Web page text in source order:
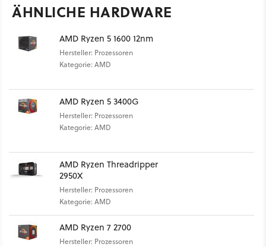
ÄHNLICHE HARDWARE
AMD Ryzen 5 1600 12nm
Hersteller: Prozessoren
Kategorie: AMD
AMD Ryzen 5 3400G
Hersteller: Prozessoren
Kategorie: AMD
AMD Ryzen Threadripper
2950X
Hersteller: Prozessoren
Kategorie: AMD
AMD Ryzen 7 2700
Hersteller: Prozessoren